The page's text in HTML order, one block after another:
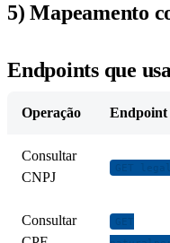
5) Mapeamento
Endpoints que
Operação Endpoint
Consultar
CNPJ
Consultar